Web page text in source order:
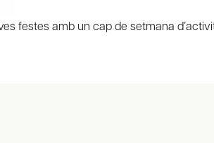
festes amb un cap de setmana